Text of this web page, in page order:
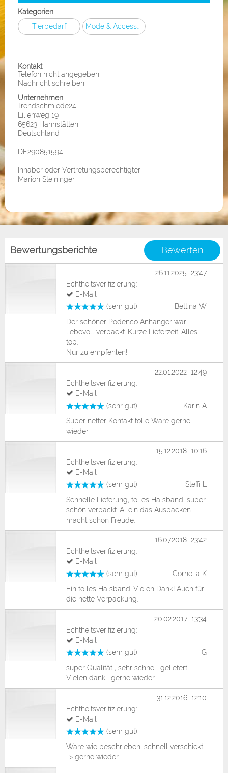
Kategorien
Tierbedarf
Kontakt
Telefon nicht angegeben
Nachricht schreiben
Unternehmen
Trendschmiede24
Lilienweg 19
65623 Hahnstätten
Deutschland
DE290851594
Inhaber oder Vertretungsberechtigter
Marion Steininger
Bewertungsberichte Bewerten
(sehr gut) Bettina W
26.11.2025 23:47
Echtheitsverifizierung:
E-Mail
Der schöner Podenco Anhänger war
liebevoll verpackt. Kurze Lieferzeit. Alles
top.
Nur zu empfehlen!
(sehr gut) Karin A
22.01.2022 12:49
Echtheitsverifizierung:
E-Mail
Super netter Kontakt tolle Ware gerne
wieder
(sehr gut) Steffi L
15.12.2018 10:16
Echtheitsverifizierung:
E-Mail
Schnelle Lieferung, tolles Halsband, super
schön verpackt. Allein das Auspacken
macht schon Freude.
(sehr gut) Cornelia K
16.07.2018 23:42
Echtheitsverifizierung:
E-Mail
Ein tolles Halsband. Vielen Dank! Auch für
die nette Verpackung.
(sehr gut) G
20.02.2017 13:34
Echtheitsverifizierung:
E-Mail
super Qualität , sehr schnell geliefert,
Vielen dank , gerne wieder
(sehr gut) i
31.12.2016 12:10
Echtheitsverifizierung:
E-Mail
Ware wie beschrieben, schnell verschickt
-> gerne wieder